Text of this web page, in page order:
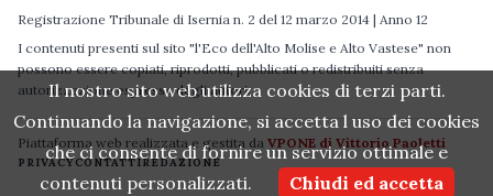
Registrazione Tribunale di Isernia n. 2 del 12 marzo 2014 | Anno 12
I contenuti presenti sul sito "l'Eco dell'Alto Molise e Alto Vastese" non
possono essere copiati, riprodotti, pubblicati o redistribuiti senza
autorizzazione espressa degli autori.
Piattaforma web realizzata e gestita da VPONE di Vittorio Paoletti
PRIVACYCONTATTIREDAZIONE
Il nostro sito web utilizza cookies di terzi parti.
Continuando la navigazione, si accetta l uso dei cookies
che ci consente di fornire un servizio ottimale e
contenuti personalizzati.
Chiudi ed accetta